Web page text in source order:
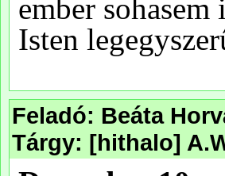
Feladó: Beáta
Tárgy: [hithalo]